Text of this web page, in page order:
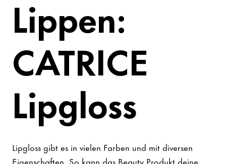
Lippen:
CATRICE
Lipgloss
Lipgloss gibt es in vielen Farben und mit diversen
Eigenschaften. So kann das Beauty Produkt deine